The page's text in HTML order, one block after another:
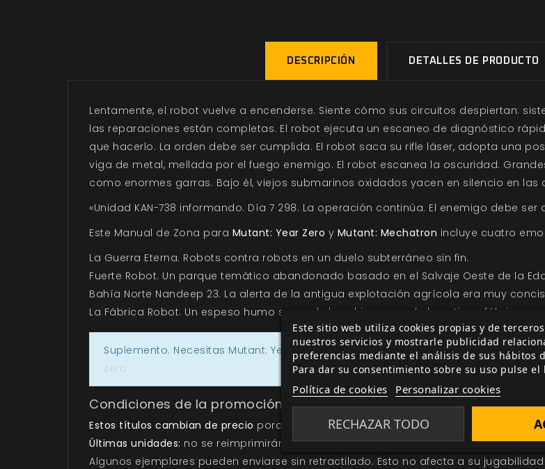
DESCRIPCIÓN DETALLES DE PRODUCTO
Lentamente, el robot vuelve a encenderse. Siente cómo sus circuitos despiertan:
las reparaciones están completas. El robot ejecuta un escaneo de diagnóstico
que hacerlo. La orden debe ser cumplida. El robot saca su rifle láser, adopta una
viga de metal, mellada por el fuego enemigo. El robot escanea la oscuridad.
como enormes garras. Bajo él, viejos submarinos oxidados yacen en silencio en las
«Unidad KAN-738 informando. Día 7 298. La operación continúa. El enemigo debe ser
Este Manual de Zona para Mutant: Year Zero y Mutant: Mechatron incluye cuatro
La Guerra Eterna. Robots contra robots en un duelo subterráneo sin fin.
Fuerte Robot. Un parque temático abandonado basado en el Salvaje Oeste de la
Bahía Norte Nandeep 23. La alerta de la antigua explotación agrícola era muy concisa:
La Fábrica Robot. Un espeso humo surge de las chimeneas de la antigua fábrica
Suplemento. Necesitas Mutant: Year Zero o Mutant: Mechatron para jugar.
zero
Condiciones de la promoción
Estos títulos cambian de precio porque pasan a estar descatalogados con efecto
Últimas unidades: no se reimprimirán estos títulos. Limitadas a fin de promoción o fin
Algunos ejemplares pueden enviarse sin retractilado. Esto no afecta a su
Este sitio web utiliza cookies propias y de
nuestros servicios y mostrarle publicidad
preferencias mediante el análisis de sus hábitos
Para dar su consentimiento sobre su uso pulse el
Política de cookies Personalizar cookies
RECHAZAR TODO